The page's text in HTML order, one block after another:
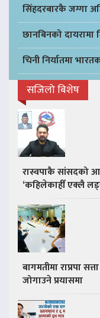
सिंहदरबारकै जग्गा
छानबिनको दायरामा
चिनी निर्यातमा
सजिलो बिशेष
रास्वपाकै सांसदको
‘कहिलेकाहीँ एक्लै
बागमतीमा राप्रपा
जोगाउने प्रयासमा